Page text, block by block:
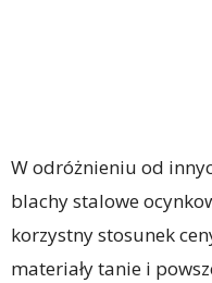
W odróżnieniu od
blachy stalowe
korzystny stosunek
materiały tanie i